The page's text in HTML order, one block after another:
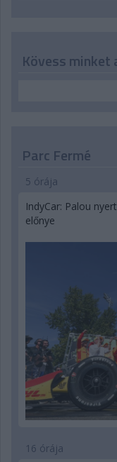
Kövess minket
Parc Fermé
5 órája
IndyCar: Palou
előnye
16 órája